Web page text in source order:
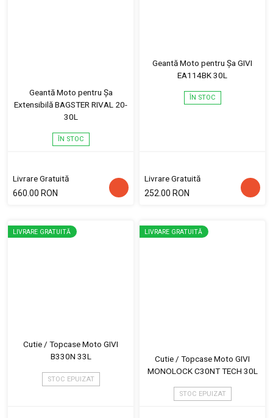
Geantă Moto pentru Șa
Extensibilă BAGSTER RIVAL 20-
30L
ÎN STOC
Livrare Gratuită
660.00 RON
Geantă Moto pentru Șa GIVI
EA114BK 30L
ÎN STOC
Livrare Gratuită
252.00 RON
LIVRARE GRATUITĂ
Cutie / Topcase Moto GIVI
B330N 33L
STOC EPUIZAT
LIVRARE GRATUITĂ
Cutie / Topcase Moto GIVI
MONOLOCK C30NT TECH 30L
STOC EPUIZAT